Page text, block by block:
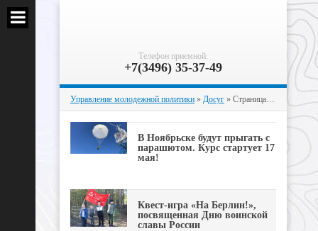
Телефон приемной:
+7(3496) 35-37-49
Управление молодежной политики » Досуг » Страница 12
В Ноябрьске будут прыгать с
парашютом. Курс стартует 17
мая!
Квест-игра «На Берлин!»,
посвященная Дню воинской
славы России